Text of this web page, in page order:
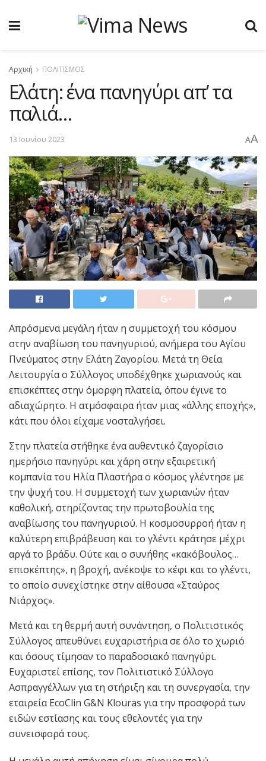
Αρχική ΠΟΛΙΤΙΣΜΟΣ
Ελάτη: ένα πανηγύρι απ’ τα
παλιά…
13 Ιουνίου 2023 AA
Απρόσμενα μεγάλη ήταν η συμμετοχή του κόσμου
στην αναβίωση του πανηγυριού, ανήμερα του Αγίου
Πνεύματος στην Ελάτη Ζαγορίου. Μετά τη Θεία
Λειτουργία ο Σύλλογος υποδέχθηκε χωριανούς και
επισκέπτες στην όμορφη πλατεία, όπου έγινε το
αδιαχώρητο. Η ατμόσφαιρα ήταν μιας «άλλης εποχής»,
κάτι που όλοι είχαμε νοσταλγήσει.
Στην πλατεία στήθηκε ένα αυθεντικό ζαγορίσιο
ημερήσιο πανηγύρι και χάρη στην εξαιρετική
κομπανία του Ηλία Πλαστήρα ο κόσμος γλέντησε με
την ψυχή του. Η συμμετοχή των χωριανών ήταν
καθολική, στηρίζοντας την πρωτοβουλία της
αναβίωσης του πανηγυριού. Η κοσμοσυρροή ήταν η
καλύτερη επιβράβευση και το γλέντι κράτησε μέχρι
αργά το βράδυ. Ούτε και ο συνήθης «κακόβουλος…
επισκέπτης», η βροχή, ανέκοψε το κέφι και το γλέντι,
το οποίο συνεχίστηκε στην αίθουσα «Σταύρος
Νιάρχος».
Μετά και τη θερμή αυτή συνάντηση, ο Πολιτιστικός
Σύλλογος απευθύνει ευχαριστήρια σε όλο το χωριό
και όσους τίμησαν το παραδοσιακό πανηγύρι.
Ευχαριστεί επίσης, τον Πολιτιστικό Σύλλογο
Ασπραγγέλλων για τη στήριξη και τη συνεργασία, την
εταιρεία EcoClin G&N Klouras για την προσφορά των
ειδών εστίασης και τους εθελοντές για την
συνεισφορά τους.